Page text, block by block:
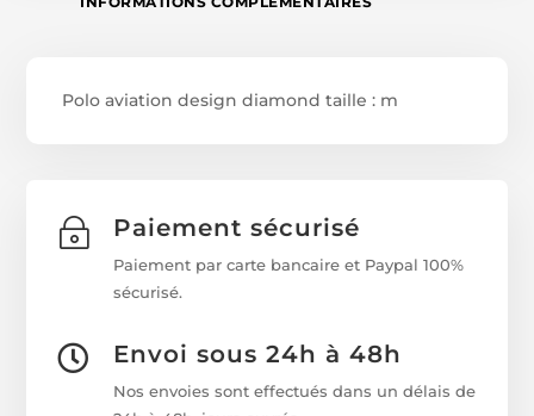
Polo aviation design diamond taille : m
~ Paiement sécurisé
Paiement par carte bancaire et Paypal 100%
sécurisé.
 Envoi sous 24h à 48h
Nos envoies sont effectués dans un délais de